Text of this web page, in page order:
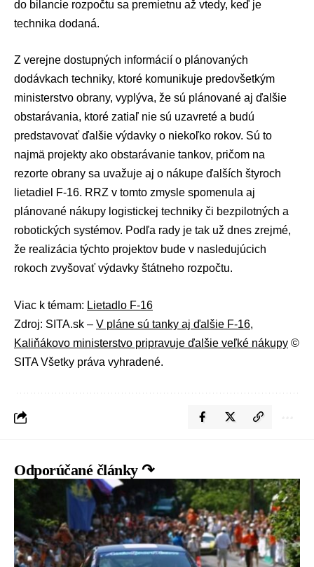
do bilancie rozpočtu sa premietnu až vtedy, keď je
technika dodaná.
Z verejne dostupných informácií o plánovaných
dodávkach techniky, ktoré komunikuje predovšetkým
ministerstvo obrany, vyplýva, že sú plánované aj ďalšie
obstarávania, ktoré zatiaľ nie sú uzavreté a budú
predstavovať ďalšie výdavky o niekoľko rokov. Sú to
najmä projekty ako obstarávanie tankov, pričom na
rezorte obrany sa uvažuje aj o nákupe ďalších štyroch
lietadiel F-16. RRZ v tomto zmysle spomenula aj
plánované nákupy logistickej techniky či bezpilotných a
robotických systémov. Podľa rady je tak už dnes zrejmé,
že realizácia týchto projektov bude v nasledujúcich
rokoch zvyšovať výdavky štátneho rozpočtu.
Viac k témam: Lietadlo F-16
Zdroj: SITA.sk – V pláne sú tanky aj ďalšie F-16,
Kaliňákovo ministerstvo pripravuje ďalšie veľké nákupy ©
SITA Všetky práva vyhradené.
Odporúčané články ↷